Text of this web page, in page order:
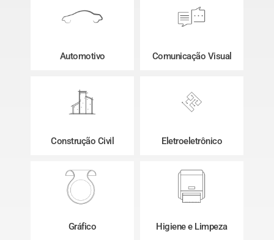
Automotivo Comunicação Visual
Construção Civil Eletroeletrônico
Gráfico Higiene e Limpeza